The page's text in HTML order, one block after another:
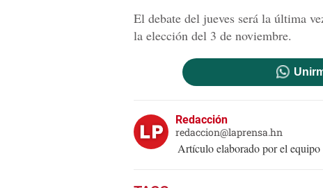
El debate del jueves será la última
la elección del 3 de noviembre.
Redacción
redaccion@laprensa.hn
Artículo elaborado por el